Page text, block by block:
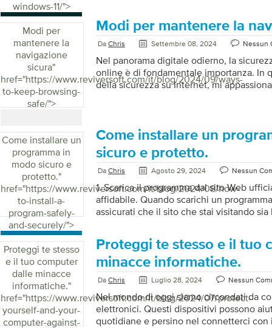
windows-11/">
clic con il pulsante destro del mouse e
2. Controlla gli aggiornamenti:
Update è utile per il tuo sistema. 1. Vai
Modi per
mantenere la
navigazione
sicura"
href="https://www.reviversoft.com/it/blog/2024/09/ways-
to-keep-browsing-
safe/">
Modi per mantenere la
Da Chris Settembre 08, 2024 Nessun
Nel panorama digitale odierno, la
online è di fondamentale importanza. In
della sicurezza su Internet, mi
mondo digitale in modo sicuro e
garantire una navigazione sicura:
univoche per ogni account. Quando crei
account, è importante che siano forti e
Come installare un
programma in
modo sicuro e
protetto."
href="https://www.reviversoft.com/it/blog/2024/08/how-
to-install-a-
program-safely-
and-securely/">
Come installare un
sicuro e protetto.
Da Chris Agosto 29, 2024 Nessun
1. Scarica il programma dal sito Web
affidabile. Quando scarichi un
assicurati che il sito che stai visitando
aggiornato per assicurarti che non sia
Ricordatevi di installare un programma
tenerlo aggiornato per proteggere il
potenziali minacce. Inoltre, fate
e ai file che scaricate per ridurre al
Proteggi te stesso
e il tuo computer
dalle minacce
informatiche."
href="https://www.reviversoft.com/it/blog/2024/07/protect-
yourself-and-your-
computer-against-
Proteggi te stesso e il tuo
minacce informatiche.
Da Chris Luglio 28, 2024 Nessun
Nel mondo di oggi siamo circondati da
elettronici. Questi dispositivi possono
quotidiane e persino nel connetterci con